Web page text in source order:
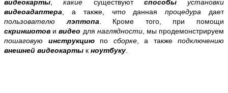
видеокарты ,какие существуют способы установки
видеоадаптера , а также, что даннаяпроцедура дает
пользователюлэптопа . Кроме того, при помощи
скриншотов ивидео для наглядности, мы продемонстрируем
пошаговую инструкцию по сборке, а также подключению
внешней видеокарты к ноутбуку.